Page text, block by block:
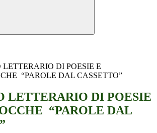
LETTERARIO DI POESIE E
“PAROLE DAL CASSETTO”
LETTERARIO DI POESIE
“PAROLE DAL